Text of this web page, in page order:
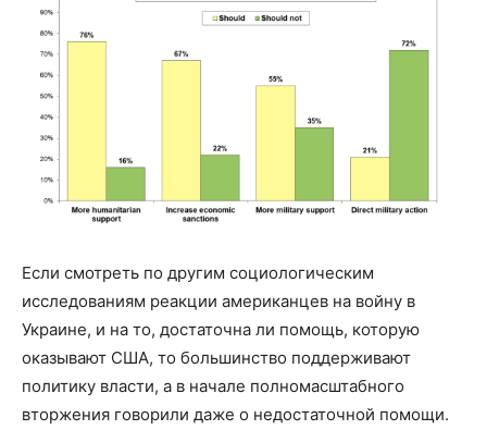
Если смотреть по другим социологическим
исследованиям реакции американцев на войну в
Украине, и на то, достаточна ли помощь, которую
оказывают США, то большинство поддерживают
политику власти, а в начале полномасштабного
вторжения говорили даже о недостаточной помощи.